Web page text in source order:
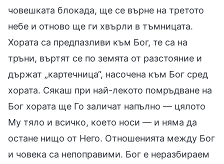
човешката блокада, ще се върне на третото
небе и отново ще ги хвърли в тъмницата.
Хората са предпазливи към Бог, те са на
тръни, въртят се по земята от разстояние и
държат „картечница“, насочена към Бог сред
хората. Сякаш при най-лекото помръдване на
Бог хората ще Го заличат напълно — цялото
Му тяло и всичко, което носи — и няма да
остане нищо от Него. Отношенията между Бог
и човека са непоправими. Бог е неразбираем